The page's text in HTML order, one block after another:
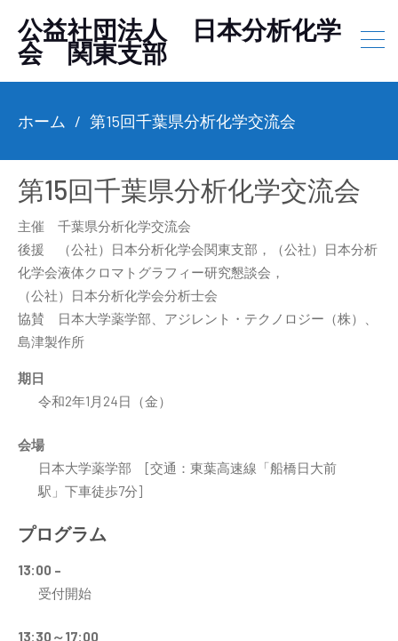
公益社団法人 日本分析化学
会 関東支部
ホーム 第15回千葉県分析化学交流会
第15回千葉県分析化学交流会
主催 千葉県分析化学交流会
後援 （公社）日本分析化学会関東支部，（公社）日本分析
化学会液体クロマトグラフィー研究懇談会，
（公社）日本分析化学会分析士会
協賛 日本大学薬学部、アジレント・テクノロジー（株）、
島津製作所
期日
令和2年1月24日（金）
会場
日本大学薬学部 [交通：東葉高速線「船橋日大前
駅」下車徒歩7分]
プログラム
13:00 –
受付開始
13:30～17:00